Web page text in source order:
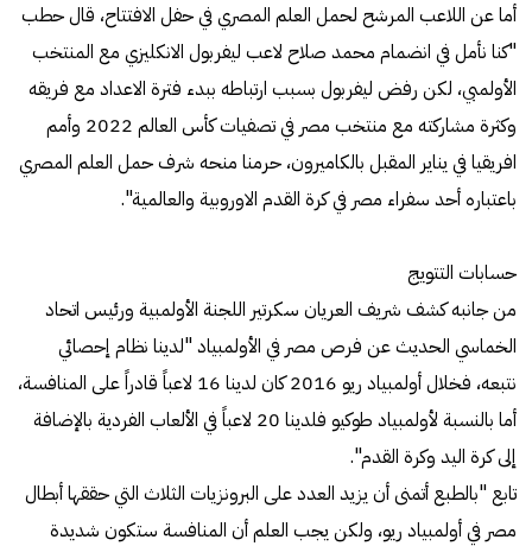
أما عن اللاعب المرشح لحمل العلم المصري في حفل الافتتاح، قال حطب
"كنا نأمل في انضمام محمد صلاح لاعب ليفربول الانكليزي مع المنتخب
الأولمبي، لكن رفض ليفربول بسبب ارتباطه ببدء فترة الاعداد مع فريقه
وكثرة مشاركته مع منتخب مصر في تصفيات كأس العالم 2022 وأمم
افريقيا في يناير المقبل بالكاميرون، حرمنا منحه شرف حمل العلم المصري
باعتباره أحد سفراء مصر في كرة القدم الاوروبية والعالمية".
حسابات التتويج
من جانبه كشف شريف العريان سكرتير اللجنة الأولمبية ورئيس اتحاد
الخماسي الحديث عن فرص مصر في الأولمبياد "لدينا نظام إحصائي
نتبعه، فخلال أولمبياد ريو 2016 كان لدينا 16 لاعباً قادراً على المنافسة،
أما بالنسبة لأولمبياد طوكيو فلدينا 20 لاعباً في الألعاب الفردية بالإضافة
إلى كرة اليد وكرة القدم".
تابع "بالطبع أتمنى أن يزيد العدد على البرونزيات الثلاث التي حققها أبطال
مصر في أولمبياد ريو، ولكن يجب العلم أن المنافسة ستكون شديدة